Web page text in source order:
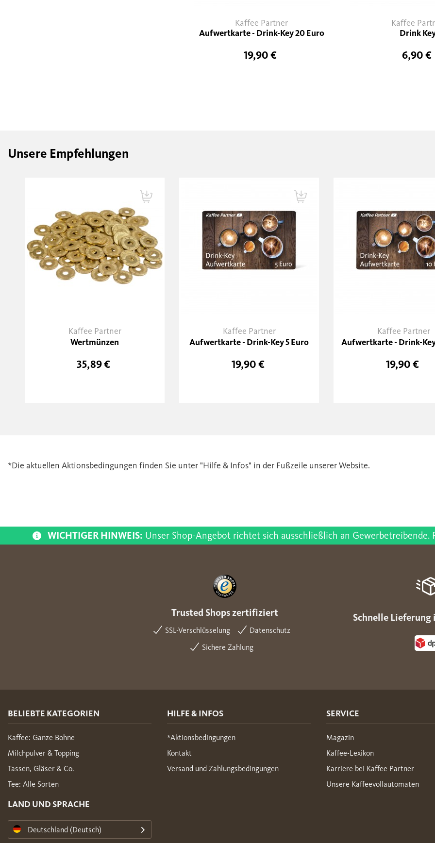
Kaffee Partner
Aufwertkarte - Drink-Key 20 Euro
19,90 €
Kaffee
Drink
6,90 €
Unsere Empfehlungen
Kaffee Partner
Wertmünzen
35,89 €
Kaffee Partner
Aufwertkarte - Drink-Key 5 Euro
19,90 €
Kaffee Partner
Aufwertkarte - Drink-
19,90 €
*Die aktuellen Aktionsbedingungen finden Sie unter "Hilfe & Infos" in der Fußzeile unserer Website.
WICHTIGER HINWEIS: Unser Shop-Angebot richtet sich ausschließlich an Gewerbetreibende.
Trusted Shops zertifiziert
SSL-Verschlüsselung
Datenschutz
Sichere Zahlung
Schnelle Lieferung
BELIEBTE KATEGORIEN
Kaffee: Ganze Bohne
Milchpulver & Topping
Tassen, Gläser & Co.
Tee: Alle Sorten
LAND UND SPRACHE
Deutschland (Deutsch)
HILFE & INFOS
*Aktionsbedingungen
Kontakt
Versand und Zahlungsbedingungen
SERVICE
Magazin
Kaffee-Lexikon
Karriere bei Kaffee Partner
Unsere Kaffeevollautomaten